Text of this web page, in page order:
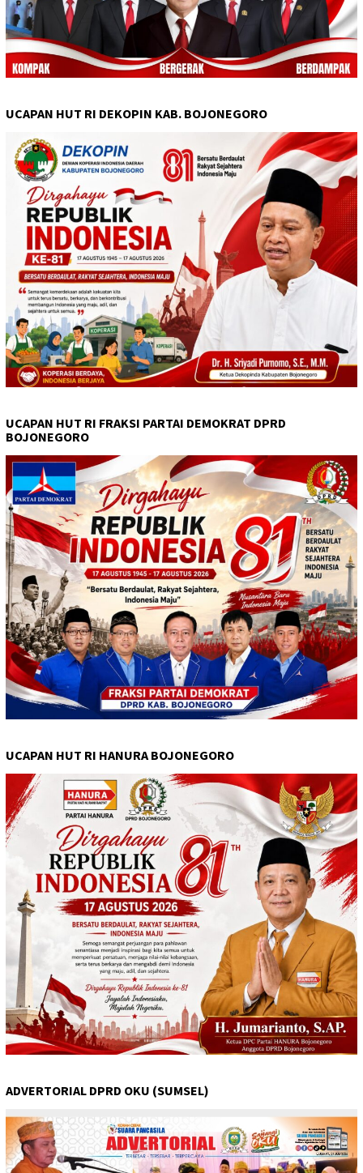
UCAPAN HUT RI DEKOPIN KAB. BOJONEGORO
UCAPAN HUT RI FRAKSI PARTAI DEMOKRAT DPRD
BOJONEGORO
UCAPAN HUT RI HANURA BOJONEGORO
ADVERTORIAL DPRD OKU (SUMSEL)